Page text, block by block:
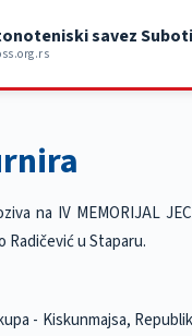
savez
na IV MEMORIJAL
Radičević u Staparu.
- Kiskunmajsa,